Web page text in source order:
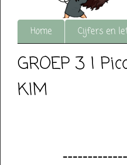
Home Cijfers en
GROEP 3 |
KIM